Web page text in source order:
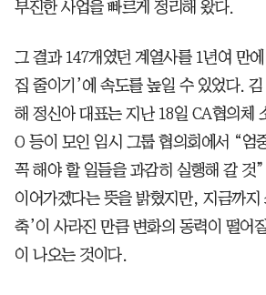
부진한 사업을 빠르게 정리해 왔다.
그 결과 147개였던 계열사를 1년여 만
집 줄이기’에 속도를 높일 수 있었다. 김
해 정신아 대표는 지난 18일 CA협의체
O 등이 모인 임시 그룹 협의회에서 “엄
꼭 해야 할 일들을 과감히 실행해 갈 것
이어가겠다는 뜻을 밝혔지만, 지금까지
축’이 사라진 만큼 변화의 동력이 떨어
이 나오는 것이다.